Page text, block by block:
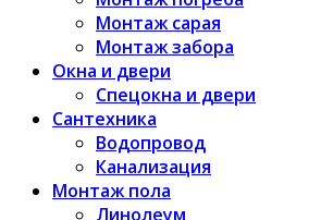
Монтаж сарая
Монтаж забора
Окна и двери
Спецокна и двери
Сантехника
Водопровод
Канализация
Монтаж пола
Линолеум